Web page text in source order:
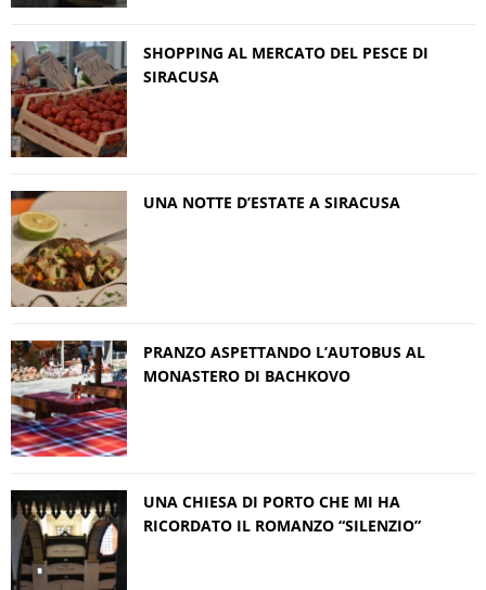
SHOPPING AL MERCATO DEL PESCE DI
SIRACUSA
UNA NOTTE D’ESTATE A SIRACUSA
PRANZO ASPETTANDO L’AUTOBUS AL
MONASTERO DI BACHKOVO
UNA CHIESA DI PORTO CHE MI HA
RICORDATO IL ROMANZO “SILENZIO”